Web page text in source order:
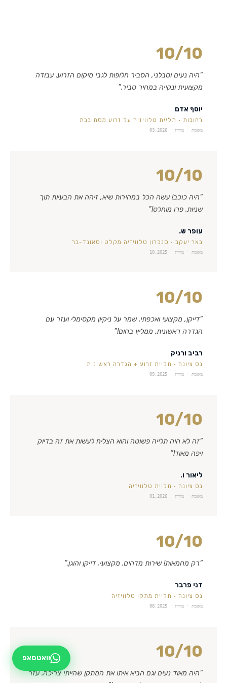
10/10
“היה נעים וסבלני, הסביר חלופות לגבי מיקום הזרוע. עבודה
מקצועית ונקייה במחיר סביר.”
יוסף אדם
רחובות · תליית טלוויזיה על זרוע מסתובבת
מאומת · מידרג · 03.2026
10/10
“היה כוכב! עשה הכל במהירות שיא, זיהה את הבעיות תוך
שניות. פרו מוחלט!”
עופר ש.
באר יעקב · סנכרון טלוויזיה מקלט וסאונד-בר
מאומת · מידרג · 10.2025
10/10
“דייקן, מקצועי ואכפתי. שמר על ניקיון מקסימלי ועזר עם
הגדרה ראשונית. ממליץ בחום!”
רביב ורניק
נס ציונה · תליית זרוע + הגדרה ראשונית
מאומת · מידרג · 09.2025
10/10
“זה לא היה תלייה פשוטה והוא הצליח לעשות את זה בדיוק
ויפה מאוד!”
ליאור ו.
נס ציונה · תליית טלוויזיה
מאומת · מידרג · 01.2026
10/10
“רק מחמאות! שירות מדהים. מקצועי, דייקן והוגן.”
דני פרבר
נס ציונה · תליית מתקן טלוויזיה
מאומת · מידרג · 08.2025
10/10
“היה מאוד נעים וגם הביא איתו את המתקן שהייתי צריכה. עזר
וואטסאפ